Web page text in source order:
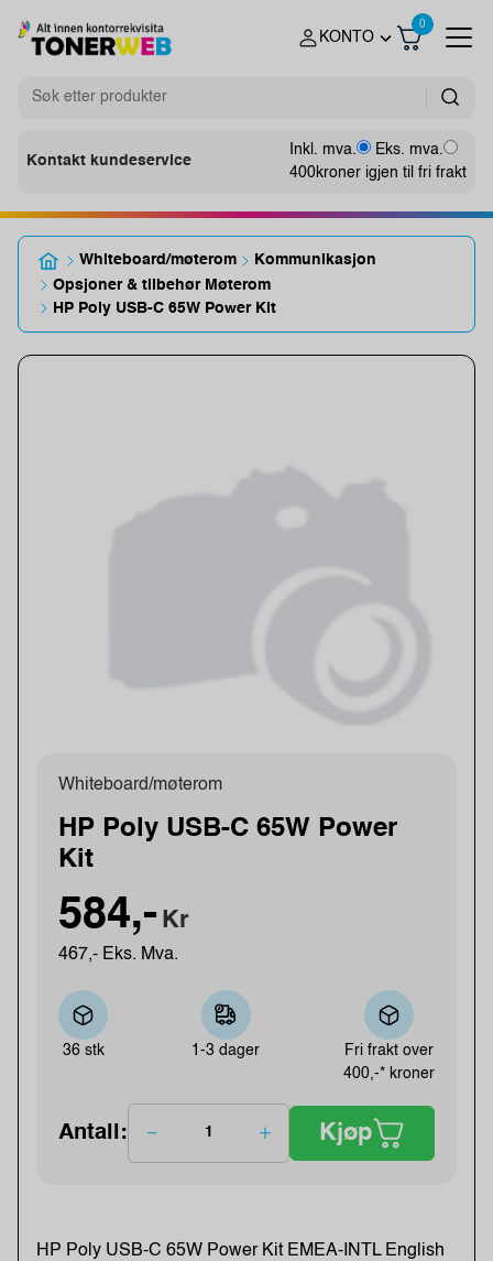
KONTO
0
Kontakt kundeservice
Inkl. mva.
Eks. mva.
400kroner igjen til fri frakt
Whiteboard/møterom
Kommunikasjon
Opsjoner & tilbehør Møterom
HP Poly USB-C 65W Power Kit
Whiteboard/møterom
HP Poly USB-C 65W Power
Kit
584,- Kr
467,- Eks. Mva.
36 stk 1-3 dager
Fri frakt over
400,-* kroner
Antall: Kjøp
HP Poly USB-C 65W Power Kit EMEA-INTL English